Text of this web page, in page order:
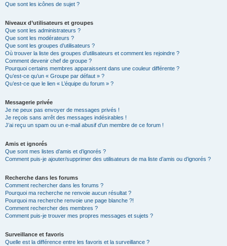
Que sont les icônes de sujet ?
Niveaux d’utilisateurs et groupes
Que sont les administrateurs ?
Que sont les modérateurs ?
Que sont les groupes d’utilisateurs ?
Où trouver la liste des groupes d’utilisateurs et comment les rejoindre ?
Comment devenir chef de groupe ?
Pourquoi certains membres apparaissent dans une couleur différente ?
Qu’est-ce qu’un « Groupe par défaut » ?
Qu’est-ce que le lien « L’équipe du forum » ?
Messagerie privée
Je ne peux pas envoyer de messages privés !
Je reçois sans arrêt des messages indésirables !
J’ai reçu un spam ou un e-mail abusif d’un membre de ce forum !
Amis et ignorés
Que sont mes listes d’amis et d’ignorés ?
Comment puis-je ajouter/supprimer des utilisateurs de ma liste d’amis ou d’ignorés ?
Recherche dans les forums
Comment rechercher dans les forums ?
Pourquoi ma recherche ne renvoie aucun résultat ?
Pourquoi ma recherche renvoie une page blanche ?!
Comment rechercher des membres ?
Comment puis-je trouver mes propres messages et sujets ?
Surveillance et favoris
Quelle est la différence entre les favoris et la surveillance ?